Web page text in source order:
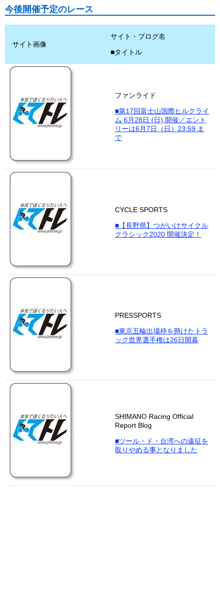
今後開催予定のレース
サイト画像
サイト・ブログ名
■タイトル
ファンライド
■第17回富士山国際ヒルクライ
ム 6月28日 (日) 開催／エント
リーは6月7日（日）23:59 ま
で
CYCLE SPORTS
■【長野県】つがいけサイクル
クラシック2020 開催決定！
PRESSPORTS
■東京五輪出場枠を懸けたトラ
ック世界選手権は26日開幕
SHIMANO Racing Official
Report Blog
■ツール・ド・台湾への遠征を
取りやめる事となりました